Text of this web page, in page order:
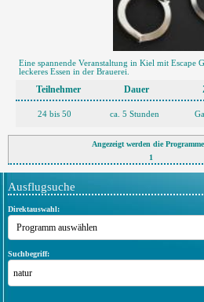
Eine spannende Veranstaltung in Kiel mit Escape
leckeres Essen in der Brauerei.
Teilnehmer Dauer
24 bis 50 ca. 5 Stunden
Angezeigt werden die Programme
1
Ausflugsuche
Direktauswahl:
Suchbegriff: